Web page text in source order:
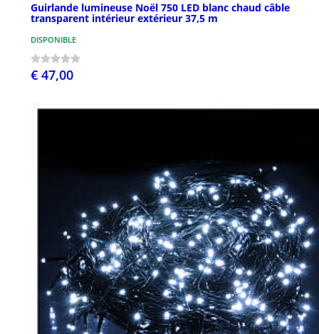
Guirlande lumineuse Noël 750 LED blanc chaud câble
transparent intérieur extérieur 37,5 m
DISPONIBLE
€ 47,00